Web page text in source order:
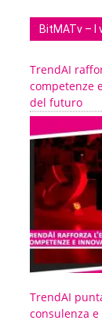
BitMATv – I
TrendAI
competenze
del futuro
TrendAI
consulenza